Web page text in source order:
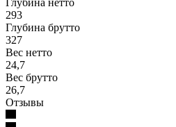
293
Глубина брутто
327
Вес нетто
24,7
Вес брутто
26,7
Отзывы